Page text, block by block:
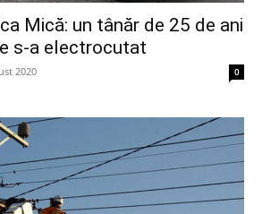
Mică: un tânăr de 25 de ani
s-a electrocutat
2020 0